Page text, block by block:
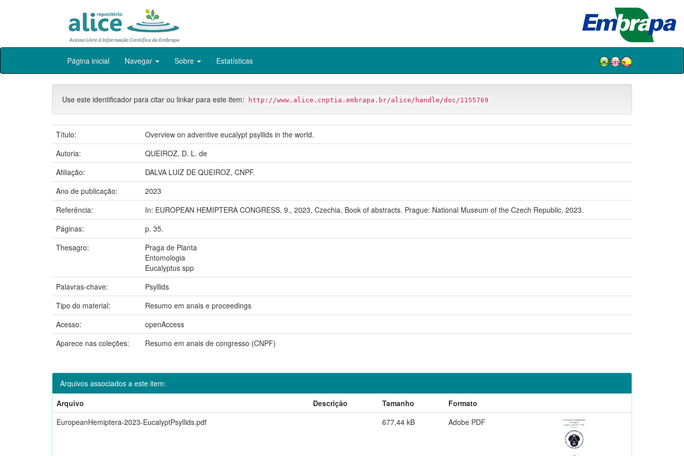
Skip
Página inicial Navegar Sobre Estatísticas
Use este identificador para citar ou linkar para este item: http://www.alice.cnptia.embrapa.br/alice/handle/doc/1155769
Título:
Overview on adventive eucalypt psyllids in the world.
Autoria:
QUEIROZ, D. L. de
Afiliação:
DALVA LUIZ DE QUEIROZ, CNPF.
Ano de publicação:
2023
Referência:
In: EUROPEAN HEMIPTERA CONGRESS, 9., 2023, Czechia. Book of abstracts. Prague: National Museum of the Czech Republic, 2023.
Páginas:
p. 35.
Thesagro:
Praga de Planta
Entomologia
Eucalyptus spp
Palavras-chave:
Psyllids
Tipo do material:
Resumo em anais e proceedings
Acesso:
openAccess
Aparece nas coleções:
Resumo em anais de congresso (CNPF)
Arquivos associados a este item:
Arquivo
Descrição Tamanho
Formato
EuropeanHemiptera-2023-EucalyptPsyllids.pdf
677,44 kB Adobe PDF